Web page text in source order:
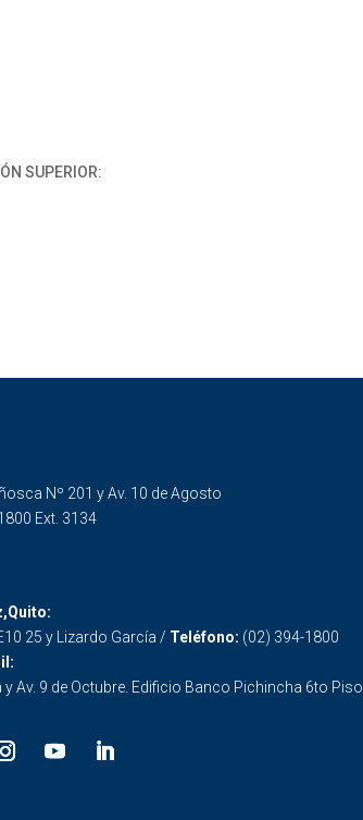
SUPERIOR:
Nº 201 y Av. 10 de Agosto
Ext. 3134
25 y Lizardo García / Teléfono: (02) 394-1800
y Av. 9 de Octubre. Edificio Banco Pichincha 6to Piso